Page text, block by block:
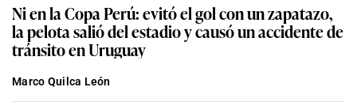
Ni en la Copa Perú: evitó el gol con un zapatazo,
la pelota salió del estadio y causó un accidente de
tránsito en Uruguay
Marco Quilca León